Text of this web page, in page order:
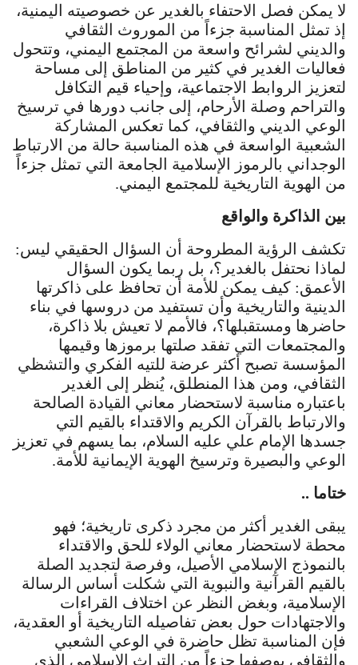
لا يمكن فصل الاحتفاء بالغدير عن خصوصيته اليمنية،
إذ تمثل المناسبة جزءاً من الموروث الثقافي
والديني لشرائح واسعة من المجتمع اليمني، وتتحول
فعاليات الغدير في كثير من المناطق إلى مساحة
لتعزيز الروابط الاجتماعية، وإحياء قيم التكافل
والتراحم وصلة الأرحام، إلى جانب دورها في ترسيخ
الوعي الديني والثقافي، كما تعكس المشاركة
الشعبية الواسعة في هذه المناسبة حالة من الارتباط
الوجداني بالرموز الإسلامية الجامعة التي تمثل جزءاً
من الهوية التاريخية للمجتمع اليمني.
بين الذاكرة والواقع
تكشف الرؤية المطروحة أن السؤال الحقيقي ليس:
لماذا نحتفل بالغدير؟، بل ربما يكون السؤال
الأعمق: كيف يمكن للأمة أن تحافظ على ذاكرتها
الدينية والتاريخية وأن تستفيد من دروسها في بناء
حاضرها ومستقبلها؟، فالأمم لا تعيش بلا ذاكرة،
والمجتمعات التي تفقد صلتها برموزها وقيمها
المؤسسة تصبح أكثر عرضة للتيه الفكري والتشظي
الثقافي، ومن هذا المنطلق، يُنظر إلى الغدير
باعتباره مناسبة لاستحضار معاني القيادة الصالحة
والارتباط بالقرآن الكريم والاقتداء بالقيم التي
جسدها الإمام علي عليه السلام، بما يسهم في تعزيز
الوعي والبصيرة وترسيخ الهوية الإيمانية للأمة.
ختاما ..
يبقى الغدير أكثر من مجرد ذكرى تاريخية؛ فهو
محطة لاستحضار معاني الولاء للحق والاقتداء
بالنموذج الإسلامي الأصيل، وفرصة لتجديد الصلة
بالقيم القرآنية والنبوية التي شكلت أساس الرسالة
الإسلامية، وبغض النظر عن اختلاف القراءات
والاجتهادات حول بعض تفاصيله التاريخية أو العقدية،
فإن المناسبة تظل حاضرة في الوعي الشعبي
والثقافي بوصفها جزءاً من التراث الإسلامي الذي